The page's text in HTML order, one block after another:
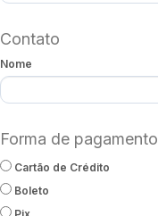
Contato
Nome
Forma de pagamento
Cartão de Crédito
Boleto